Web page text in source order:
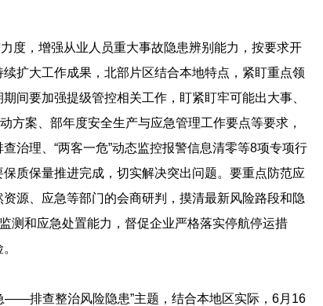
度，增强从业人员重大事故隐患辨别能力，按要求开
扩大工作成果，北部片区结合本地特点，紧盯重点领
间要加强提级管控相关工作，盯紧盯牢可能出大事、
方案、部年度安全生产与应急管理工作要点等要求，
治理、“两客一危”动态监控报警信息清零等8项专项行
质保量推进完成，切实解决突出问题。要重点防范应
源、应急等部门的会商研判，摸清最新风险路段和隐
测和应急处置能力，督促企业严格落实停航停运措
——排查整治风险隐患”主题，结合本地区实际，6月16